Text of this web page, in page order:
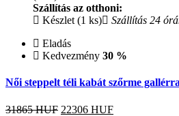
Szállítás az otthoni:
Készlet (1 ks)
Szállítás 24
Eladás
Kedvezmény 30 %
Női steppelt téli kabát szőrme
31865 HUF 22306 HUF